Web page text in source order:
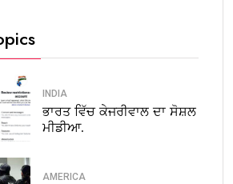
INDIA
ਭਾਰਤ ਵਿੱਚ ਕੇਜਰੀਵਾਲ ਦਾ ਸੋਸ਼ਲ
ਮੀਡੀਆ.
AMERICA